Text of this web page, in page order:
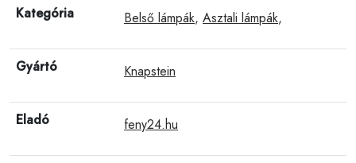
Kategória Belső lámpák, Asztali lámpák,
Gyártó Knapstein
Eladó feny24.hu